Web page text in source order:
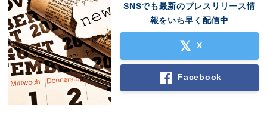
SNSでも最新のプレスリリース情
報をいち早く配信中
X
Facebook